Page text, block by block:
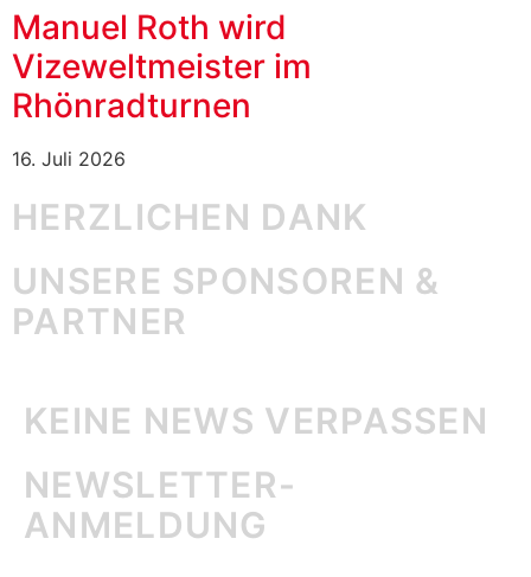
Manuel Roth wird
Vizeweltmeister im
Rhönradturnen
16. Juli 2026
HERZLICHEN DANK
UNSERE SPONSOREN &
PARTNER
KEINE NEWS VERPASSEN
NEWSLETTER-
ANMELDUNG